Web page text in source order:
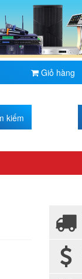
Giỏ hàng